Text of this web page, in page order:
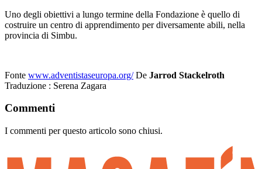
Uno degli obiettivi a lungo termine della Fondazione è quello di
costruire un centro di apprendimento per diversamente abili, nella
provincia di Simbu.
Fonte www.adventistaseuropa.org/De Jarrod Stackelroth
Traduzione : Serena Zagara
Commenti
I commenti per questo articolo sono chiusi.